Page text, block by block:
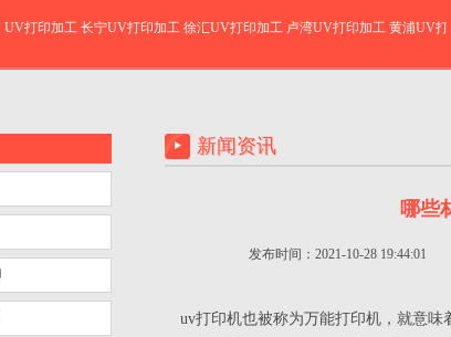
打印加工 长宁UV打印加工 徐汇UV打印加工 卢湾UV打印加工 黄浦UV打
新闻资讯
哪些
发布时间：2021-10-28 19:44:01
uv打印机也被称为万能打印机，就意